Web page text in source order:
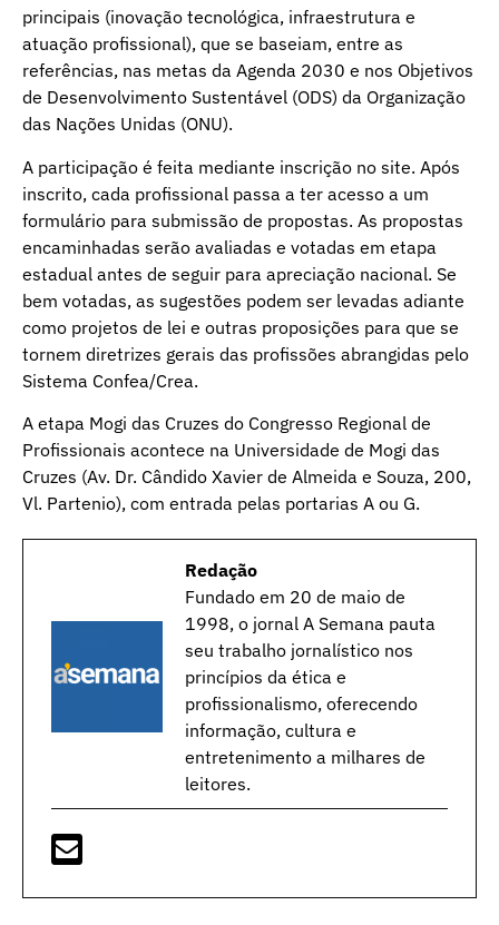
principais (inovação tecnológica, infraestrutura e
atuação profissional), que se baseiam, entre as
referências, nas metas da Agenda 2030 e nos Objetivos
de Desenvolvimento Sustentável (ODS) da Organização
das Nações Unidas (ONU).
A participação é feita mediante inscrição no site. Após
inscrito, cada profissional passa a ter acesso a um
formulário para submissão de propostas. As propostas
encaminhadas serão avaliadas e votadas em etapa
estadual antes de seguir para apreciação nacional. Se
bem votadas, as sugestões podem ser levadas adiante
como projetos de lei e outras proposições para que se
tornem diretrizes gerais das profissões abrangidas pelo
Sistema Confea/Crea.
A etapa Mogi das Cruzes do Congresso Regional de
Profissionais acontece na Universidade de Mogi das
Cruzes (Av. Dr. Cândido Xavier de Almeida e Souza, 200,
Vl. Partenio), com entrada pelas portarias A ou G.
Redação
Fundado em 20 de maio de
1998, o jornal A Semana pauta
seu trabalho jornalístico nos
princípios da ética e
profissionalismo, oferecendo
informação, cultura e
entretenimento a milhares de
leitores.